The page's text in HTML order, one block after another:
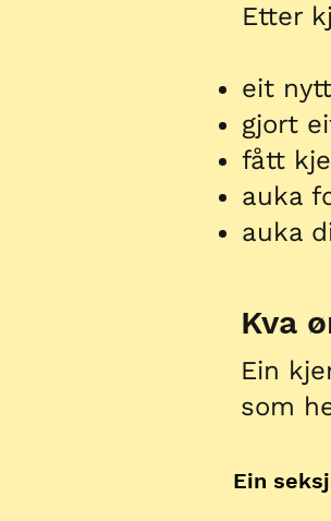
Etter
eit
gjort
fått
auka
auka
Kva
Ein
som
Ein